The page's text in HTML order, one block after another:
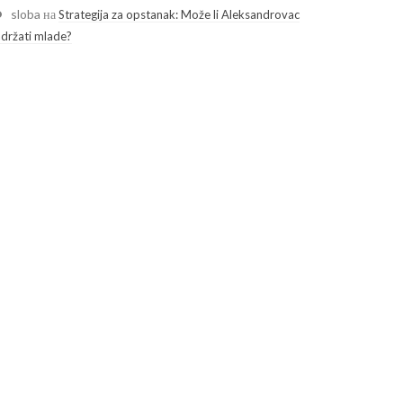
sloba наStrategija za opstanak: Može li Aleksandrovac
mlade?